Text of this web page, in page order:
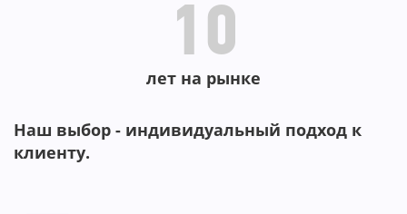
10
лет на рынке
Наш выбор - индивидуальный подход к
клиенту.